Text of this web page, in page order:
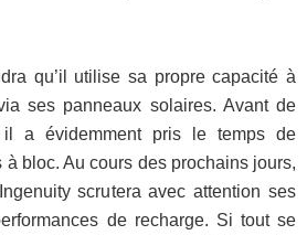
qu’il utilise sa propre capacité à
ses panneaux solaires. Avant de
a évidemment pris le temps de
à bloc. Au cours des prochains jours,
scrutera avec attention ses
de recharge. Si tout se